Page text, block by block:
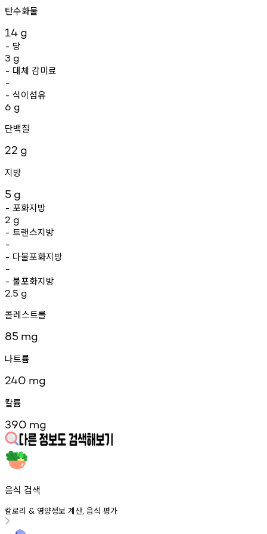
탄수화물
14 g
- 당
3 g
- 대체 감미료
-
- 식이섬유
6 g
단백질
22 g
지방
5 g
- 포화지방
2 g
- 트랜스지방
-
- 다불포화지방
-
- 불포화지방
2.5 g
콜레스트롤
85 mg
나트륨
240 mg
칼륨
390 mg
음식 검색
칼로리 & 영양정보 계산, 음식 평가